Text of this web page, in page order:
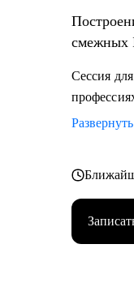
смежных
Сессия
Развернуть